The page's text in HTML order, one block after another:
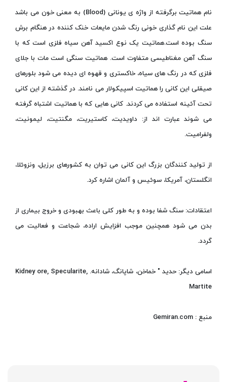
نام هماتیت برگرفته از واژه ی یونانی (Blood) به معنی خون می باشد
علت این نام گذاری خونی رنگ شدن مایعات خنک کننده در هنگام برش
سنگ بوده است.هماتیت یک نوع اکسید آهن سیاه فلزی است که با
سنگ آهن مغناطیسی متفاوت است. هماتیت سنگی است مات با جلای
فلزی که در رنگ های سیاه، خاکستری و قهوه ای دیده می شود بلورهای
صیقلی این کانی را هماتیت اسپیکولار می نامند. در گذشته از این کانی
تحت آئینه استفاده می کردند. کانی هایی که با هماتیت اشتباه گرفته
می شوند عبارت اند از: داویدیت، کاستیریت، مگنتیت، لیمونیت،
ولفرامیت.
از تولید کنندگان بزرگ این کانی می توان به کشورهای برزیل، ونزوئلا،
انگلستان، آمریکا، سوئیس و آلمان اشاره کرد.
اعتقادات: سنگ شفا بوده و به طور کلی باعث بهبودی و خروج بیماری از
بدن می شود همچنین موجب افزایش اراده، شجاعت و فعالیت می
گردد.
اسامی دیگر: حدید " خماخن، شاپانگ، شادانه. Kidney ore, Specularite,
Martite
منبع : Gemiran.com